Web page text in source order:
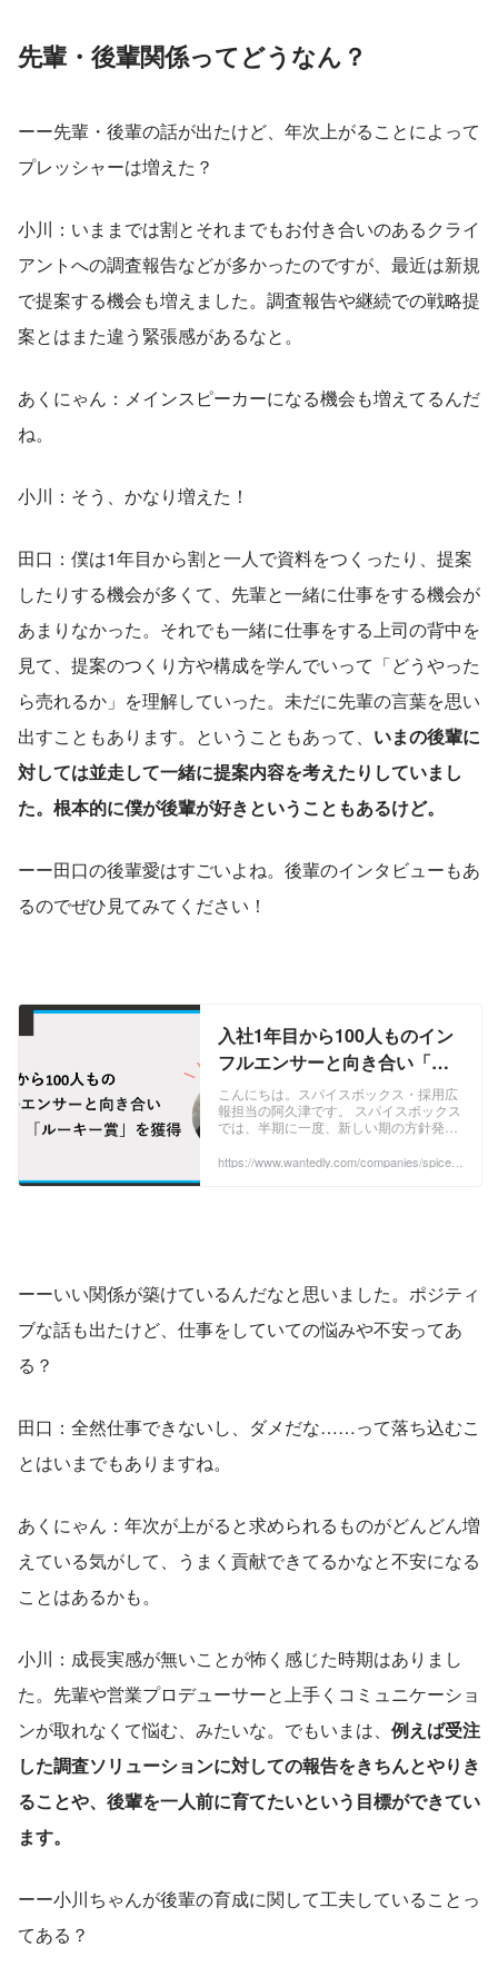
先輩・後輩関係ってどうなん？
ーー先輩・後輩の話が出たけど、年次上がることによって
プレッシャーは増えた？
小川：いままでは割とそれまでもお付き合いのあるクライ
アントへの調査報告などが多かったのですが、最近は新規
で提案する機会も増えました。調査報告や継続での戦略提
案とはまた違う緊張感があるなと。
あくにゃん：メインスピーカーになる機会も増えてるんだ
ね。
小川：そう、かなり増えた！
田口：僕は1年目から割と一人で資料をつくったり、提案
したりする機会が多くて、先輩と一緒に仕事をする機会が
あまりなかった。それでも一緒に仕事をする上司の背中を
見て、提案のつくり方や構成を学んでいって「どうやった
ら売れるか」を理解していった。未だに先輩の言葉を思い
出すこともあります。ということもあって、 いまの後輩に
対しては並走して一緒に提案内容を考えたりしていまし
た。根本的に僕が後輩が好きということもあるけど。
ーー田口の後輩愛はすごいよね。後輩のインタビューもあ
るのでぜひ見てみてください！
入社1年目から100人ものイン
フルエンサーと向き合い「ル
ーキー賞」を獲得 | 株式会社ス
パイスボックス
こんにちは。スパイスボックス・採用広
報担当の阿久津です。 スパイスボックス
では、半期に一度、新しい期の方針発表
ベントを開催していますが、2020年度下
https://www.wantedly.com/companies/spiceb
ーーいい関係が築けているんだなと思いました。ポジティ
ブな話も出たけど、仕事をしていての悩みや不安ってあ
る？
田口：全然仕事できないし、ダメだな……って落ち込むこ
とはいまでもありますね。
あくにゃん：年次が上がると求められるものがどんどん増
えている気がして、うまく貢献できてるかなと不安になる
ことはあるかも。
小川：成長実感が無いことが怖く感じた時期はありまし
た。先輩や営業プロデューサーと上手くコミュニケーショ
ンが取れなくて悩む、みたいな。でもいまは、 例えば受注
した調査ソリューションに対しての報告をきちんとやりき
ることや、後輩を一人前に育てたいという目標ができてい
ます。
ーー小川ちゃんが後輩の育成に関して工夫していることっ
てある？